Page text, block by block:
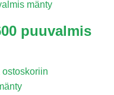
puuvalmis
ostoskoriin